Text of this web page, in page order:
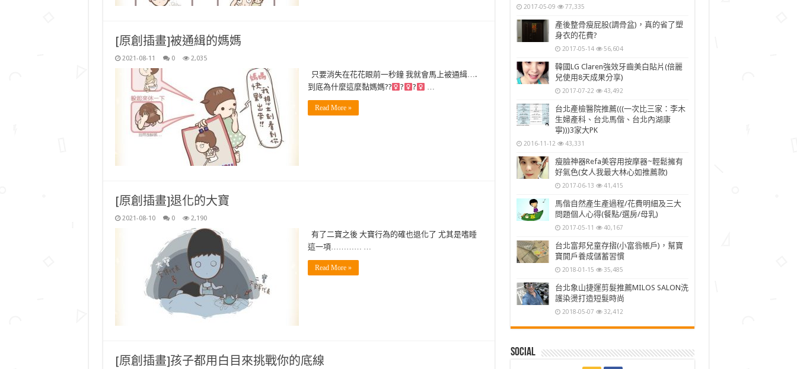
[原創插畫]被通緝的媽媽
2021-08-11 0 2,035
只要消失在花花眼前一秒鐘 我就會馬上被通緝….
到底為什麼這麼黏媽媽??‍
?‍ ?‍ …
Read More »
[原創插畫]退化的大寶
2021-08-10 0 2,190
有了二寶之後 大寶行為的確也退化了 尤其是嗜睡
這一項………… …
Read More »
[原創插畫]孩子都用白目來挑戰你的底線
2017-05-09 77,335
產後整骨瘦屁股(調骨盆)，真的省了塑
身衣的花費?
2017-05-14 56,604
韓國LG Claren強效牙齒美白貼片(倍麗
兒使用8天成果分享)
2017-07-22 43,492
台北產檢醫院推薦(((一次比三家：李木
生婦產科、台北馬偕、台北內湖康
寧)))3家大PK
2016-11-12 43,331
瘦臉神器Refa美容用按摩器~輕鬆擁有
好氣色(女人我最大林心如推薦款)
2017-06-13 41,415
馬偕自然產生產過程/花費明細及三大
問題個人心得(餐點/選房/母乳)
2017-05-11 40,167
台北富邦兒童存摺(小富翁帳戶)，幫寶
寶開戶養成儲蓄習慣
2018-01-15 35,485
台北象山捷運剪髮推薦MILOS SALON洗
護染燙打造短髮時尚
2018-05-07 32,412
Social